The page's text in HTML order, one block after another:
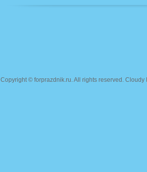
Copyright © forprazdnik.ru. All rights reserved.